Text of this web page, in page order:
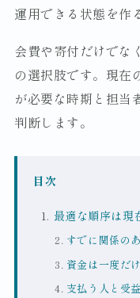
運用できる状態を作
会費や寄付だけでな
の選択肢です。現在
が必要な時期と担当
判断します。
目次
最適な順序は現
すでに関係の
資金は一度だ
支払う人と受